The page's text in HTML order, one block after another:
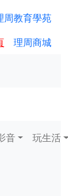
理周商城
音 玩生活